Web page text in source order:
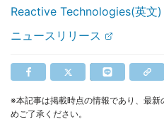
Reactive Technologies(英文)
ニュースリリース
※本記事は掲載時点の情報であり、最
めご了承ください。